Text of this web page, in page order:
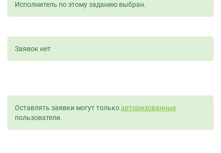
Исполнитель по этому заданию выбран.
Заявок нет
Оставлять заявки могут толькоавторизованные
пользователи.